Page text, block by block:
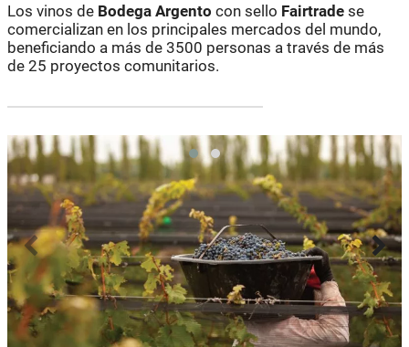
Los vinos de Bodega Argento con sello Fairtrade se
comercializan en los principales mercados del mundo,
beneficiando a más de 3500 personas a través de más
de 25 proyectos comunitarios.